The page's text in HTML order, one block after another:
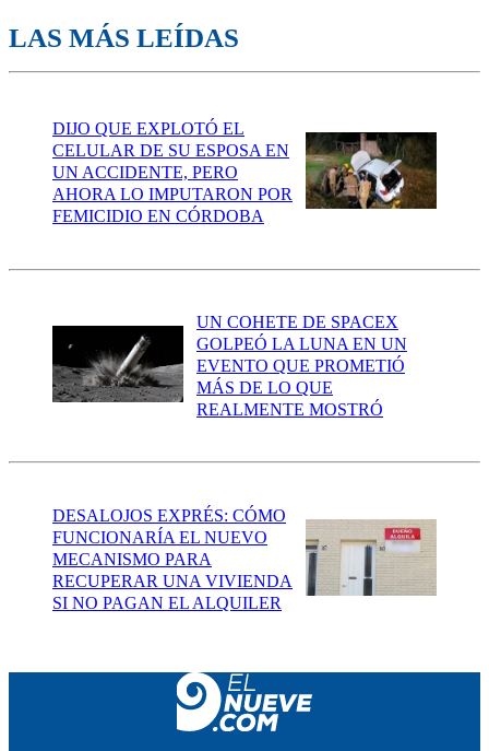
LAS MÁS LEÍDAS
DIJO QUE EXPLOTÓ EL
CELULAR DE SU ESPOSA EN
UN ACCIDENTE, PERO
AHORA LO IMPUTARON POR
FEMICIDIO EN CÓRDOBA
UN COHETE DE SPACEX
GOLPEÓ LA LUNA EN UN
EVENTO QUE PROMETIÓ
MÁS DE LO QUE
REALMENTE MOSTRÓ
DESALOJOS EXPRÉS: CÓMO
FUNCIONARÍA EL NUEVO
MECANISMO PARA
RECUPERAR UNA VIVIENDA
SI NO PAGAN EL ALQUILER